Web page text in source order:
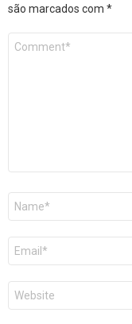
são marcados com *
Comentário
Nome
E-
mail
*
Site